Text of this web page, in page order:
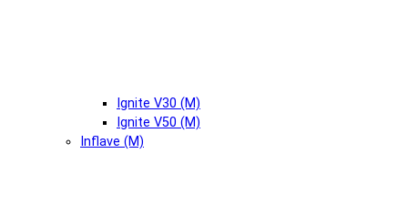
Ignite V30 (М)
Ignite V50 (М)
Inflave (М)